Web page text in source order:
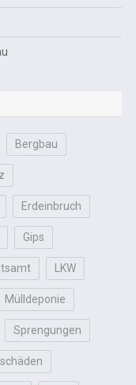
Bergbau
Erdeinbruch
Gips
LKW
Mülldeponie
Sprengungen